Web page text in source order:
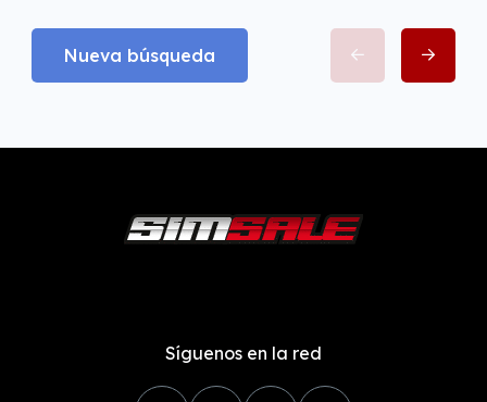
Nueva búsqueda
Síguenos en la red